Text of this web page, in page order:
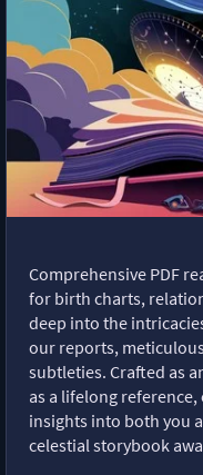
Comprehensive PDF
for birth charts,
deep into the
our reports,
subtleties. Crafted as
as a lifelong
insights into both you
celestial storybook